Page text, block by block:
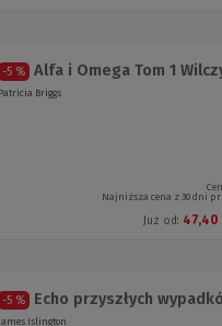
-5 % Alfa i Omega Tom 1
Patricia Briggs
Najniższa cena z 30 dni
Już od: 47,40
-5 % Echo przyszłych
James Islington